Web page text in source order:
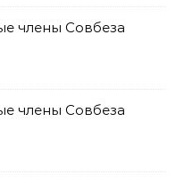
члены Совбеза
члены Совбеза